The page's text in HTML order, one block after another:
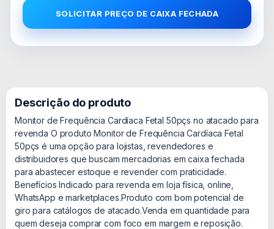
SOLICITAR PREÇO DE CAIXA FECHADA
Descrição do produto
Monitor de Frequência Cardíaca Fetal 50pçs no atacado para
revenda O produto Monitor de Frequência Cardíaca Fetal
50pçs é uma opção para lojistas, revendedores e
distribuidores que buscam mercadorias em caixa fechada
para abastecer estoque e revender com praticidade.
Benefícios Indicado para revenda em loja física, online,
WhatsApp e marketplaces.Produto com bom potencial de
giro para catálogos de atacado.Venda em quantidade para
quem deseja comprar com foco em margem e reposição.